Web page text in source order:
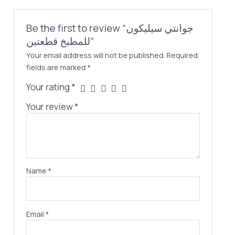
Be the first to review “جوانتي سيليكون
للمطبخ قطعتين”
Your email address will not be published. Required
fields are marked *
Your rating*
Your review*
Name *
Email *